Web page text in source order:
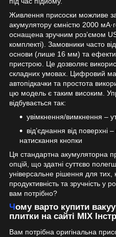
Живлення присоски можливе
акумулятору ємністю 2000
оснащена зручним роз’ємом
комплекті). Замовники часто
основи (лише 16 мм) та
пристрою. Це дозволяє
складних умовах. Цифровий
автопідкачки та простота
цю модель є таким високим.
відбувається так:
увімкнення/вимкнення –
від’єднання від поверхні
натискання кнопки
Ця стандартна акумуляторна
опцій, що здатні суттєво
універсальне рішення для тих,
продуктивність та зручність
вам потрібно?
Чому варто купити вакуумну присоску для
плитки на сайті MIX
Вам потрібна оригінальна